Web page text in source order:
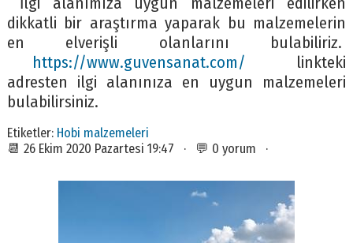
dikkatli bir araştırma yaparak bu malzemelerin
en elverişli olanlarını bulabiliriz.
https://www.guvensanat.com/ linkteki
adresten ilgi alanınıza en uygun malzemeleri
bulabilirsiniz.
Etiketler: Hobi malzemeleri
📆 26 Ekim 2020 Pazartesi 19:47 · 💬 0 yorum ·